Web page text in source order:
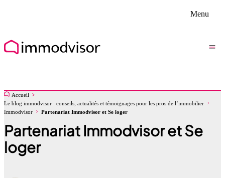
Menu
Accueil
Le blog immodvisor : conseils, actualités et témoignages pour les pros de l’immobilier
Immodvisor
Partenariat Immodvisor et Se loger
Partenariat Immodvisor et Se
loger